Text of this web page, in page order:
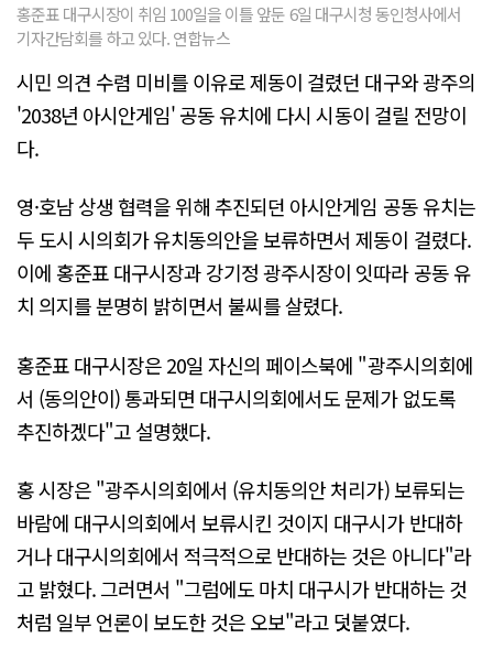
홍준표 대구시장이 취임 100일을 이틀 앞둔 6일 대구시청 동인청사에서
기자간담회를 하고 있다. 연합뉴스
시민 의견 수렴 미비를 이유로 제동이 걸렸던 대구와 광주의
'2038년 아시안게임' 공동 유치에 다시 시동이 걸릴 전망이
다.
영·호남 상생 협력을 위해 추진되던 아시안게임 공동 유치는
두 도시 시의회가 유치동의안을 보류하면서 제동이 걸렸다.
이에 홍준표 대구시장과 강기정 광주시장이 잇따라 공동 유
치 의지를 분명히 밝히면서 불씨를 살렸다.
홍준표 대구시장은 20일 자신의 페이스북에 "광주시의회에
서 (동의안이) 통과되면 대구시의회에서도 문제가 없도록
추진하겠다"고 설명했다.
홍 시장은 "광주시의회에서 (유치동의안 처리가) 보류되는
바람에 대구시의회에서 보류시킨 것이지 대구시가 반대하
거나 대구시의회에서 적극적으로 반대하는 것은 아니다"라
고 밝혔다. 그러면서 "그럼에도 마치 대구시가 반대하는 것
처럼 일부 언론이 보도한 것은 오보"라고 덧붙였다.